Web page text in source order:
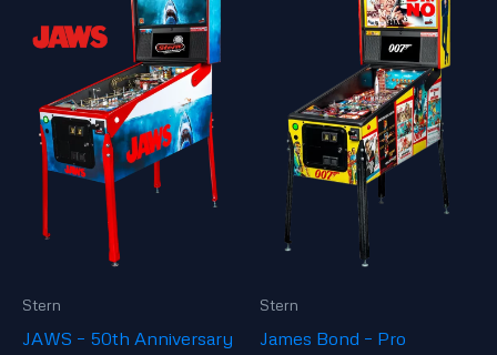
Stern
JAWS – 50th Anniversary
Stern
James Bond – Pro